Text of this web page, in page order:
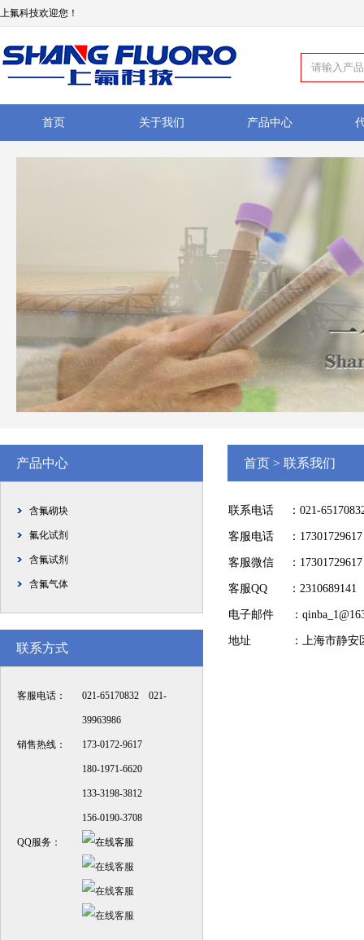
上氟科技欢迎您！
首页 关于我们 产品中心
如何订购
产品中心
含氟砌块
氟化试剂
含氟试剂
含氟气体
联系方式
客服电话： 021-65170832 021-
39963986
销售热线： 173-0172-9617
180-1971-6620
133-3198-3812
156-0190-3708
QQ服务：
首页 > 联系我们
联系电话 ：021-
客服电话 ：
客服微信 ：
客服QQ ：
电子邮件 ：
地址 ：上海市静